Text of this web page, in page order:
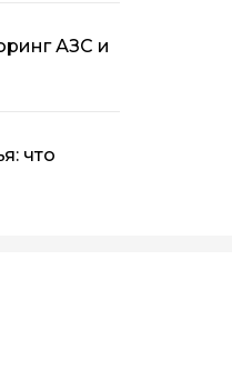
АЗС и
что